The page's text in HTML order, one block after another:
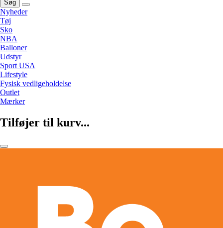
Søg
Nyheder
Tøj
Sko
NBA
Balloner
Udstyr
Sport USA
Lifestyle
Fysisk vedligeholdelse
Outlet
Mærker
Tilføjer til kurv...